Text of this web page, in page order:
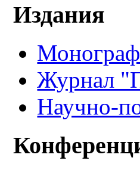
Издания
Журнал
Научно-